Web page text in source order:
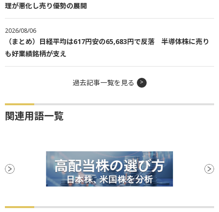
理が悪化し売り優勢の展開
2026/08/06
（まとめ）日経平均は617円安の65,683円で反落 半導体株に売り
も好業績銘柄が支え
過去記事一覧を見る
関連用語一覧